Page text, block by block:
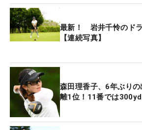
打つ前にライン合わせするじゃな
にイメージがつきやすいなと思っ
また、ロゴの刻印にピンクの色入
で、してくれました」。契約する
ドライバー『EZONE GT TYPE S
ンクカラー塗装になっている。グ
の黒字にピンクで統一。このラッ
「（気分が）上がります。本当に
最新！ 岩井千怜のド
【連続写真】
森田理香子、6年ぶり
離1位！11番では